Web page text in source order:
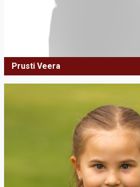
Prusti Veera